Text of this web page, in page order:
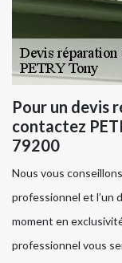
Pour un devis
contactez
79200
Nous vous
professionnel et l’un
moment en
professionnel vous